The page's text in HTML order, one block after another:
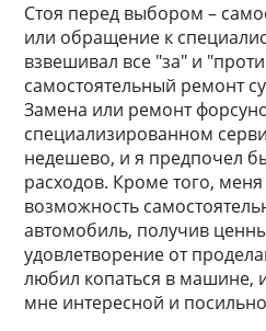
Стоя перед выбором –
или обращение к
взвешивал все "за" и
самостоятельный ремонт
Замена или ремонт
специализированном
недешево, и я предпочел
расходов. Кроме того,
возможность
автомобиль, получив
удовлетворение от
любил копаться в машине,
мне интересной и